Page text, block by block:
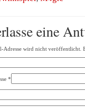
eine
Adresse wird nicht veröffentlicht.
*